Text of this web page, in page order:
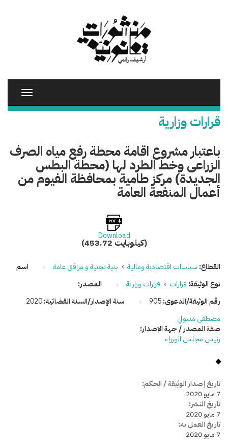
Toggle
قرارات وزارية
باعتبار مشروع اقامة محطة رفع مياه الصرف
الزراعى وخط الطرد لها (محطة البطس
الجديدة) مركز طامية بمحافظة الفيوم من
أعمال المنفعة العامة
Download
(453.72 كيلوبايت)
القطاع: سياسات اقتصادية ومالية › بنية تحتية و مرافق عامة
نوع الوثيقة: قرارات › قرارات وزارية
رقم الوثيقة/الدعوى:905 سنة الإصدار/السنة القضائية:2020
اسم
المصدر:
مصطفى مدبولي
صفة المصدر / جهة الإصدار:
رئيس مجلس الوزراء
تاريخ إصدار الوثيقة / الحكم:
7 مايو 2020
تاريخ النشر:
7 مايو 2020
تاريخ العمل به:
7 مايو 2020